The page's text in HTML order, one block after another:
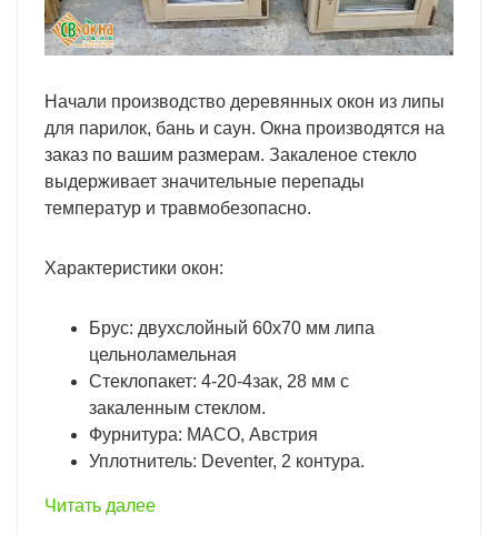
Начали производство деревянных окон из липы
для парилок, бань и саун. Окна производятся на
заказ по вашим размерам. Закаленое стекло
выдерживает значительные перепады
температур и травмобезопасно.
Характеристики окон:
Брус: двухслойный 60х70 мм липа
цельноламельная
Стеклопакет: 4-20-4зак, 28 мм с
закаленным стеклом.
Фурнитура: MACO, Австрия
Уплотнитель: Deventer, 2 контура.
Читать далее